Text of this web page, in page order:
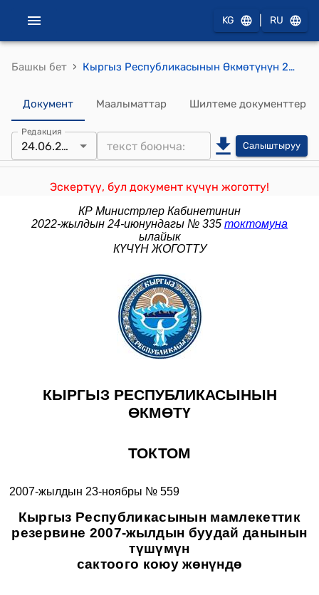
KG RU
Башкы бет › Кыргыз Республикасынын Өкмөтүнүн 2007-жылдын 23-ноябрындагы № 559 "Кыргыз Республикасынын мамлекеттик резервине 2007-жылдын буудай данынын түшүмүн сактоого коюу жөнүндө" токтому
Документ Маалыматтар Шилтеме документтер
Редакция
24.06.2022 Салыштыруу
Эскертүү, бул документ күчүн жоготту!